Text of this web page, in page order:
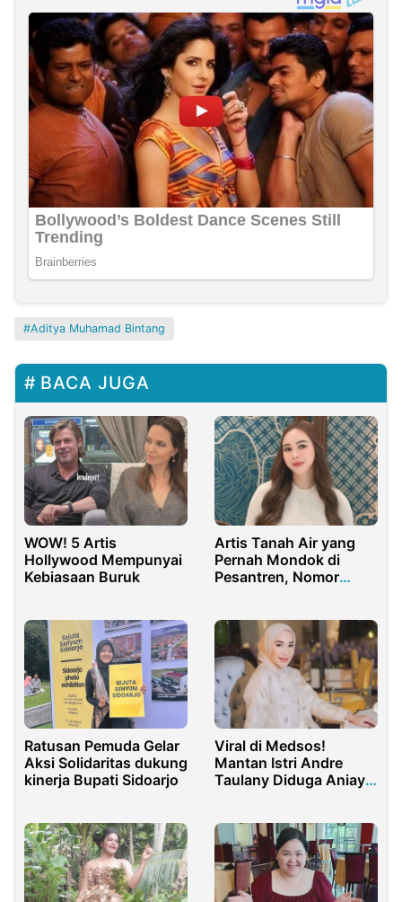
Aditya Muhamad Bintang
BACA JUGA
WOW! 5 Artis
Hollywood Mempunyai
Kebiasaan Buruk
Artis Tanah Air yang
Pernah Mondok di
Pesantren, Nomor
Ratusan Pemuda Gelar
Aksi Solidaritas dukung
kinerja Bupati Sidoarjo
Viral di Medsos!
Mantan Istri Andre
Taulany Diduga Aniaya